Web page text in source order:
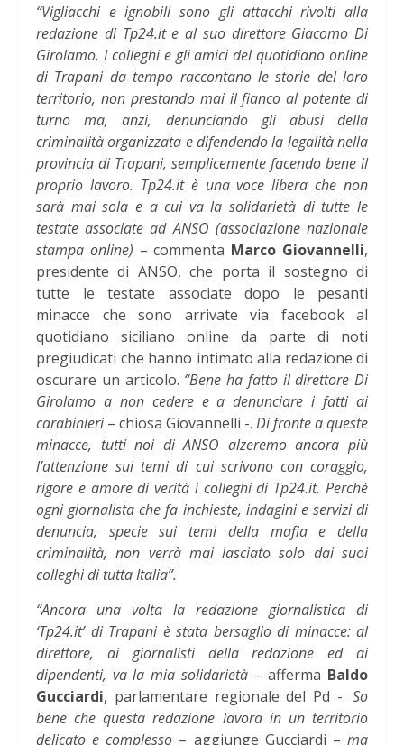
“Vigliacchi e ignobili sono gli attacchi rivolti alla
redazione di Tp24.it e al suo direttore Giacomo Di
Girolamo. I colleghi e gli amici del quotidiano online
di Trapani da tempo raccontano le storie del loro
territorio, non prestando mai il fianco al potente di
turno ma, anzi, denunciando gli abusi della
criminalità organizzata e difendendo la legalità nella
provincia di Trapani, semplicemente facendo bene il
proprio lavoro. Tp24.it è una voce libera che non
sarà mai sola e a cui va la solidarietà di tutte le
testate associate ad ANSO (associazione nazionale
stampa online) – commenta Marco Giovannelli,
presidente di ANSO, che porta il sostegno di
tutte le testate associate dopo le pesanti
minacce che sono arrivate via facebook al
quotidiano siciliano online da parte di noti
pregiudicati che hanno intimato alla redazione di
oscurare un articolo. “Bene ha fatto il direttore Di
Girolamo a non cedere e a denunciare i fatti ai
carabinieri– chiosa Giovannelli -. Di fronte a queste
minacce, tutti noi di ANSO alzeremo ancora più
l’attenzione sui temi di cui scrivono con coraggio,
rigore e amore di verità i colleghi di Tp24.it. Perché
ogni giornalista che fa inchieste, indagini e servizi di
denuncia, specie sui temi della mafia e della
criminalità, non verrà mai lasciato solo dai suoi
colleghi di tutta Italia”.
“Ancora una volta la redazione giornalistica di
‘Tp24.it’ di Trapani è stata bersaglio di minacce: al
direttore, ai giornalisti della redazione ed ai
dipendenti, va la mia solidarietà– afferma Baldo
Gucciardi, parlamentare regionale del Pd -. So
bene che questa redazione lavora in un territorio
delicato e complesso – aggiunge Gucciardi –ma